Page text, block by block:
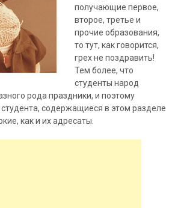
получающие первое,
второе, третье и
прочие образования,
то тут, как говорится,
грех не поздравить!
Тем более, что
студенты народ
рода праздники, и поэтому
студента, содержащиеся в этом разделе
как и их адресаты.